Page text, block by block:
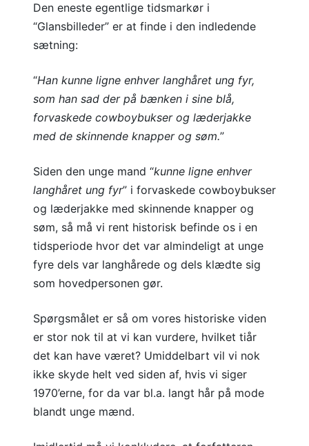
Den eneste egentlige tidsmarkør i
“Glansbilleder” er at finde i den indledende
sætning:
“Han kunne ligne enhver langhåret ung fyr,
som han sad der på bænken i sine blå,
forvaskede cowboybukser og læderjakke
med de skinnende knapper og søm.”
Siden den unge mand “kunne ligne enhver
langhåret ung fyr” i forvaskede cowboybukser
og læderjakke med skinnende knapper og
søm, så må vi rent historisk befinde os i en
tidsperiode hvor det var almindeligt at unge
fyre dels var langhårede og dels klædte sig
som hovedpersonen gør.
Spørgsmålet er så om vores historiske viden
er stor nok til at vi kan vurdere, hvilket tiår
det kan have været? Umiddelbart vil vi nok
ikke skyde helt ved siden af, hvis vi siger
1970’erne, for da var bl.a. langt hår på mode
blandt unge mænd.